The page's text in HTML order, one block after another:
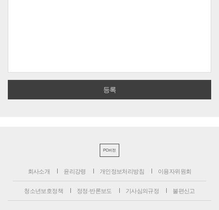
PC버전
회사소개 윤리강령 개인정보처리방침 이용자위원회
청소년보호정책 정정·반론보도 기사심의규정 불편신고